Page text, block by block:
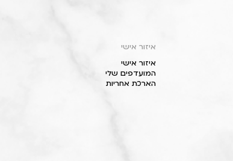
איזור אישי
איזור אישי
המועדפים שלי
הארכת אחריות